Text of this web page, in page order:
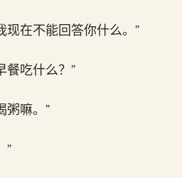
现在不能回答你什么。”
餐吃什么？”
粥嘛。”
”